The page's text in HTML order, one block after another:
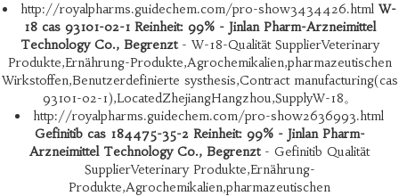
http://royalpharms.guidechem.com/pro-show3434426.html W-
18 cas 93101-02-1 Reinheit: 99% - Jinlan Pharm-Arzneimittel
Technology Co., Begrenzt- W-18-Qualität SupplierVeterinary
Produkte,Ernährung-Produkte,Agrochemikalien,pharmazeutischen
Wirkstoffen,Benutzerdefinierte systhesis,Contract manufacturing(cas
93101-02-1),LocatedZhejiangHangzhou,SupplyW-18。
http://royalpharms.guidechem.com/pro-show2636993.html
Gefinitib cas 184475-35-2 Reinheit: 99% - Jinlan Pharm-
Arzneimittel Technology Co., Begrenzt- Gefinitib Qualität
SupplierVeterinary Produkte,Ernährung-
Produkte,Agrochemikalien,pharmazeutischen